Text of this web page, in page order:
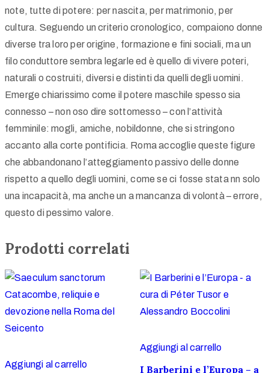
note, tutte di potere: per nascita, per matrimonio, per
cultura. Seguendo un criterio cronologico, compaiono donne
diverse tra loro per origine, formazione e fini sociali, ma un
filo conduttore sembra legarle ed è quello di vivere poteri,
naturali o costruiti, diversi e distinti da quelli degli uomini.
Emerge chiarissimo come il potere maschile spesso sia
connesso – non oso dire sottomesso – con l’attività
femminile: mogli, amiche, nobildonne, che si stringono
accanto alla corte pontificia. Roma accoglie queste figure
che abbandonano l’atteggiamento passivo delle donne
rispetto a quello degli uomini, come se ci fosse stata nn solo
una incapacità, ma anche un a mancanza di volontà – errore,
questo di pessimo valore.
Prodotti correlati
Aggiungi al carrello
Aggiungi al carrello
I Barberini e l’Europa – a